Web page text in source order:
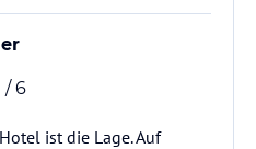
/ 6
ist die Lage. Auf